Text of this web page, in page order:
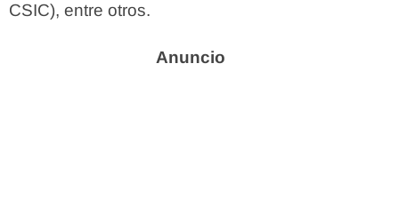
CSIC), entre otros.